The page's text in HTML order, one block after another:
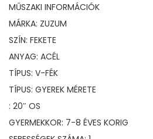
MŰSZAKI INFORMÁCIÓK
MÁRKA: ZUZUM
SZÍN: FEKETE
ANYAG: ACÉL
TÍPUS: V-FÉK
TÍPUS: GYEREK MÉRETE
: 20″ OS
GYERMEKKOR: 7-8 ÉVES KORIG